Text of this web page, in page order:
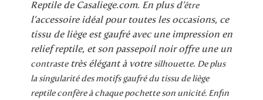
Reptile de Casaliege.com. En plus d’être
l’accessoire idéal pour toutes les occasions, ce
tissu de liège est gaufré avec une impression en
relief reptile, et son passepoil noir offre une un
contrastetrès élégant à votre silhouette. De plus
la singularité des motifs gaufré du tissu de liège
reptile confère à chaque pochette son unicité. Enfin